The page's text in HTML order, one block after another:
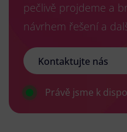
pečlivě projdeme a
návrhem řešení a
Kontaktujte nás
Právě jsme k